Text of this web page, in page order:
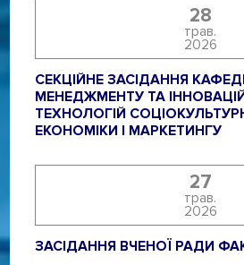
28
трав.
2026
СЕКЦІЙНЕ ЗАСІДАННЯ
МЕНЕДЖМЕНТУ ТА
ТЕХНОЛОГІЙ
ЕКОНОМІКИ І МАРКЕТИНГУ
27
трав.
2026
ЗАСІДАННЯ ВЧЕНОЇ РАДИ